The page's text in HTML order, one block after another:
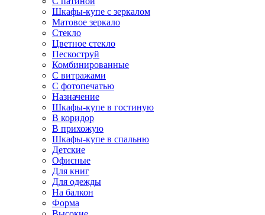
Шкафы-купе с зеркалом
Матовое зеркало
Стекло
Цветное стекло
Пескоструй
Комбинированные
С витражами
С фотопечатью
Назначение
Шкафы-купе в гостиную
В коридор
В прихожую
Шкафы-купе в спальню
Детские
Офисные
Для книг
Для одежды
На балкон
Форма